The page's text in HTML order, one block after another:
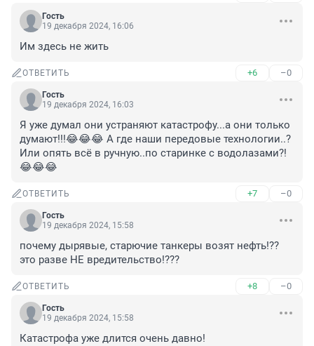
Гость
19 декабря 2024, 16:06
Им здесь не жить
ОТВЕТИТЬ +6 –0
Гость
19 декабря 2024, 16:03
Я уже думал они устраняют катастрофу...а они только
думают!!!😂😂😂 А где наши передовые технологии..?
Или опять всё в ручную..по старинке с водолазами?!
😂😂😂
ОТВЕТИТЬ +7 –0
Гость
19 декабря 2024, 15:58
почему дырявые, старючие танкеры возят нефть!??
это разве НЕ вредительство!???
ОТВЕТИТЬ +8 –0
Гость
19 декабря 2024, 15:58
Катастрофа уже длится очень давно!